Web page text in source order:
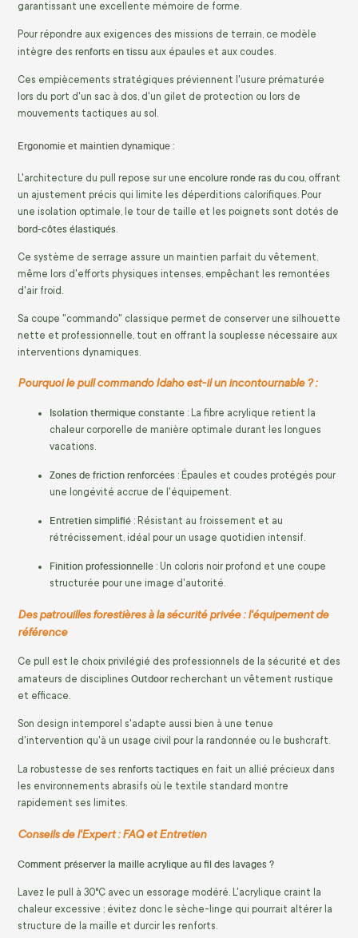
garantissant une excellente mémoire de forme.
Pour répondre aux exigences des missions de terrain, ce modèle
intègre des renforts en tissu aux épaules et aux coudes.
Ces empiècements stratégiques préviennent l'usure prématurée
lors du port d'un sac à dos, d'un gilet de protection ou lors de
mouvements tactiques au sol.
Ergonomie et maintien dynamique :
L'architecture du pull repose sur une encolure ronde ras du cou , offrant
un ajustement précis qui limite les déperditions calorifiques. Pour
une isolation optimale, le tour de taille et les poignets sont dotés de
bord-côtes élastiqués
Ce système de serrage assure un maintien parfait du vêtement,
même lors d'efforts physiques intenses, empêchant les remontées
d'air froid.
Sa coupe "commando" classique permet de conserver une silhouette
nette et professionnelle, tout en offrant la souplesse nécessaire aux
interventions dynamiques.
Pourquoi le pull commando Idaho est-il un incontournable ? :
Isolation thermique constante : La fibre acrylique retient la
chaleur corporelle de manière optimale durant les longues
vacations.
Zones de friction renforcées : Épaules et coudes protégés pour
une longévité accrue de l'équipement.
Entretien simplifié : Résistant au froissement et au
rétrécissement, idéal pour un usage quotidien intensif.
Finition professionnelle : Un coloris noir profond et une coupe
structurée pour une image d'autorité.
Des patrouilles forestières à la sécurité privée : l'équipement de
référence
Ce pull est le choix privilégié des professionnels de la sécurité et des
amateurs de disciplines Outdoor recherchant un vêtement rustique
et efficace.
Son design intemporel s'adapte aussi bien à une tenue
d'intervention qu'à un usage civil pour la randonnée ou le bushcraft.
La robustesse de ses renforts tactiques en fait un allié précieux dans
les environnements abrasifs où le textile standard montre
rapidement ses limites.
Conseils de l'Expert : FAQ et Entretien
Comment préserver la maille acrylique au fil des lavages ?
Lavez le pull à 30°C avec un essorage modéré. L'acrylique craint la
chaleur excessive ; évitez donc le sèche-linge qui pourrait altérer la
structure de la maille et durcir les renforts.